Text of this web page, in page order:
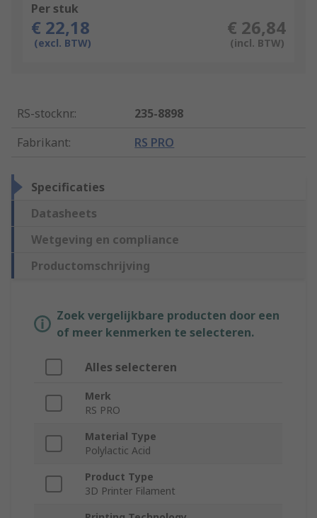
Per stuk
€ 22,18
(excl. BTW)
€ 26,84
(incl. BTW)
RS-stocknr.:
235-8898
Fabrikant: RS PRO
Specificaties
Datasheets
Wetgeving en compliance
Productomschrijving
Zoek vergelijkbare producten door een
of meer kenmerken te selecteren.
Alles selecteren
Merk
RS PRO
Material Type
Polylactic Acid
Product Type
3D Printer Filament